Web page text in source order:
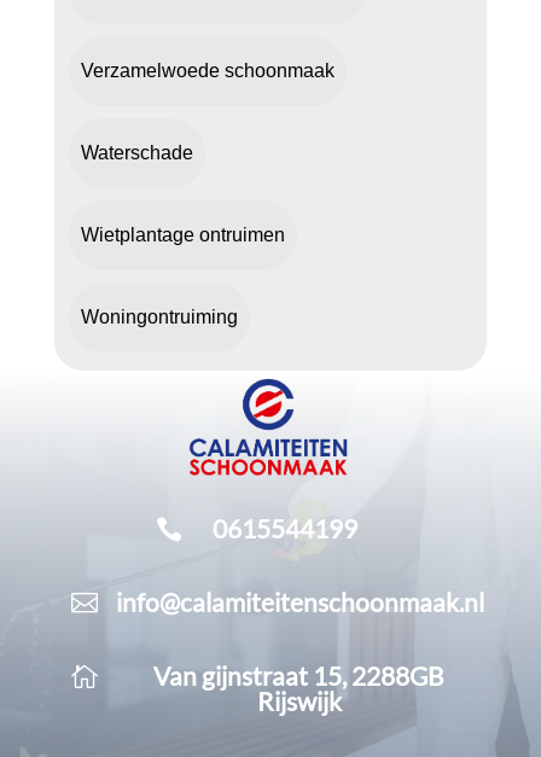
Verzamelwoede schoonmaak
Waterschade
Wietplantage ontruimen
Woningontruiming
 0615544199
 info@calamiteitenschoonmaak.nl

Van gijnstraat 15, 2288GB
Rijswijk